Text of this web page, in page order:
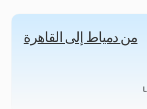
من دمياط إلى القاهرة